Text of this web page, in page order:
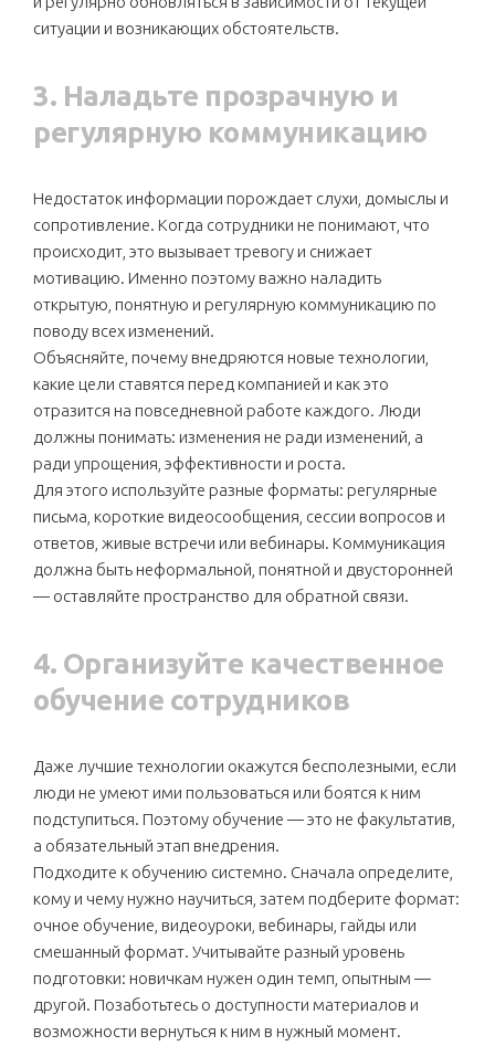
ситуации и возникающих обстоятельств.
3. Наладьте прозрачную и
регулярную коммуникацию
Недостаток информации порождает слухи, домыслы и
сопротивление. Когда сотрудники не понимают, что
происходит, это вызывает тревогу и снижает
мотивацию. Именно поэтому важно наладить
открытую, понятную и регулярную коммуникацию по
поводу всех изменений.
Объясняйте, почему внедряются новые технологии,
какие цели ставятся перед компанией и как это
отразится на повседневной работе каждого. Люди
должны понимать: изменения не ради изменений, а
ради упрощения, эффективности и роста.
Для этого используйте разные форматы: регулярные
письма, короткие видеосообщения, сессии вопросов и
ответов, живые встречи или вебинары. Коммуникация
должна быть неформальной, понятной и двусторонней
— оставляйте пространство для обратной связи.
4. Организуйте качественное
обучение сотрудников
Даже лучшие технологии окажутся бесполезными, если
люди не умеют ими пользоваться или боятся к ним
подступиться. Поэтому обучение — это не факультатив,
а обязательный этап внедрения.
Подходите к обучению системно. Сначала определите,
кому и чему нужно научиться, затем подберите формат:
очное обучение, видеоуроки, вебинары, гайды или
смешанный формат. Учитывайте разный уровень
подготовки: новичкам нужен один темп, опытным —
другой. Позаботьтесь о доступности материалов и
возможности вернуться к ним в нужный момент.